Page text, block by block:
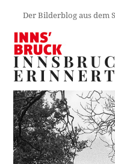
Der Bilderblog aus dem